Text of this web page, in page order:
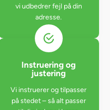
vi udbedrer fejl på din
adresse.
Instruering og
justering
Vi instruerer og tilpasser
på stedet – så alt passer